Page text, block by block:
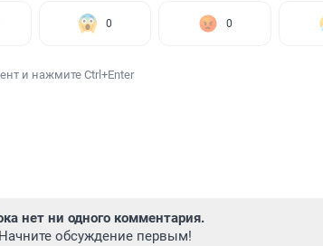
0 0
и нажмите Ctrl+Enter
нет ни одного комментария.
Начните обсуждение первым!